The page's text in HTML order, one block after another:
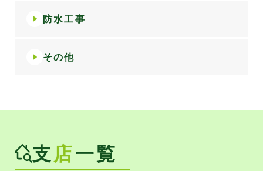
防水工事
その他
支店一覧